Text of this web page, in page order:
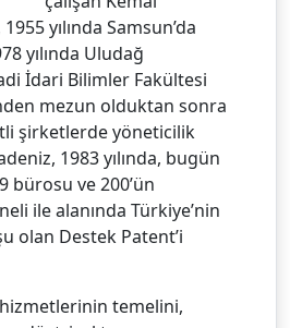
yılında Samsun’da
yılında Uludağ
İdari Bilimler Fakültesi
mezun olduktan sonra
şirketlerde yöneticilik
1983 yılında, bugün
bürosu ve 200’ün
ile alanında Türkiye’nin
olan Destek Patent’i
temelini,